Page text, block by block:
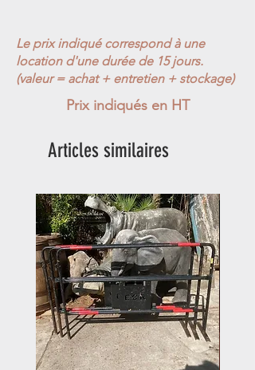
Le prix indiqué correspond à une
location d'une durée de 15 jours.
(valeur = achat + entretien + stockage)
Prix indiqués en HT
Articles similaires